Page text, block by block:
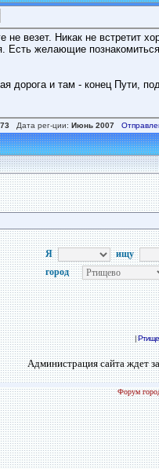
не везет. Никак не встретит
Есть желающие
дорога и там - конец Пути,
73Дата рег-ции: Июнь 2007
Я
ищу
город
|
Администрация сайта ждет
Форум